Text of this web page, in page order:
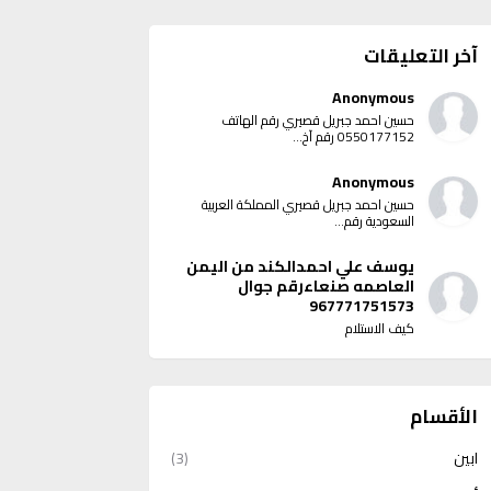
آخر التعليقات
Anonymous
حسين احمد جبريل قصيري رقم الهاتف
0550177152 رقم آخ...
Anonymous
حسين احمد جبريل قصيري المملكة العربية
السعودية رقم...
يوسف علي احمدالكند من اليمن
العاصمه صنعاءرقم جوال
967771751573
كيف الاستلام
الأقسام
ابين
(3)